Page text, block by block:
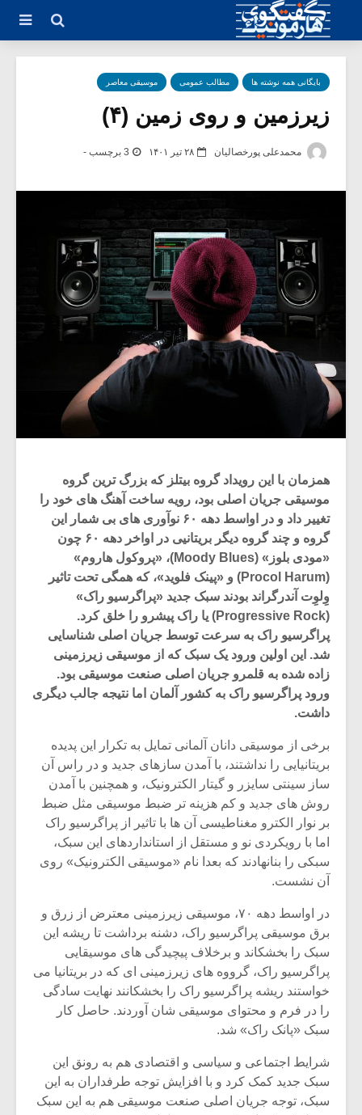
بایگانی همه نوشته ها مطالب عمومی موسیقی معاصر
زیرزمین و روی زمین (۴)
محمدعلی پورخصالیان ۲۸ تیر ۱۴۰۱ 3 برچسب -
همزمان با این رویداد گروه بیتلز که بزرگ ترین گروه
موسیقی جریان اصلی بود، رویه ساخت آهنگ های خود را
تغییر داد و در اواسط دهه ۶۰ نوآوری های بی شمار این
گروه و چند گروه دیگر بریتانیی در اواخر دهه ۶۰ چون
«مودی بلوز» (Moody Blues)، «پروکول هاروم»
(Procol Harum) و «پینک فلوید»، که همگی تحت تاثیر
وِلوِت آندرگراند بودند سبک جدید «پراگرسیو راک»
(Progressive Rock) یا راک پیشرو را خلق کرد.
پراگرسیو راک به سرعت توسط جریان اصلی شناسایی
شد. این اولین ورود یک سبک که از موسیقی زیرزمینی
زاده شده به قلمرو جریان اصلی صنعت موسیقی بود.
ورود پراگرسیو راک به کشور آلمان اما نتیجه جالب دیگری
داشت.
برخی از موسیقی دانان آلمانی تمایل به تکرار این پدیده
بریتانیایی را نداشتند، با آمدن سازهای جدید و در راس آن
ساز سینتی سایزر و گیتار الکترونیک، و همچنین با آمدن
روش های جدید و کم هزینه تر ضبط موسیقی مثل ضبط
بر نوار الکترو مغناطیسی آن ها با تاثیر از پراگرسیو راک
اما با رویکردی نو و مستقل از استانداردهای این سبک،
سبکی را بنانهادند که بعدا نام «موسیقی الکترونیک» روی
آن نشست.
در اواسط دهه ۷۰، موسیقی زیرزمینی معترض از زرق و
برق موسیقی پراگرسیو راک، دشنه برداشت تا ریشه این
سبک را بخشکاند و برخلاف پیچیدگی های موسیقایی
پراگرسیو راک، گرووه های زیرزمینی ای که در بریتانیا می
خواستند ریشه پراگرسیو راک را بخشکانند نهایت سادگی
را در فرم و محتوای موسیقی شان آوردند. حاصل کار
سبک «پانک راک» شد.
شرایط اجتماعی و سیاسی و اقتصادی هم به رونق این
سبک جدید کمک کرد و با افزایش توجه طرفداران به این
سبک، توجه جریان اصلی صنعت موسیقی هم به این سبک
میکلوش روژا
یادداشتی بر موسیقی
متن فیلم «متری
شیش و نیم»
موریس ژار
موسیقی
برگزار